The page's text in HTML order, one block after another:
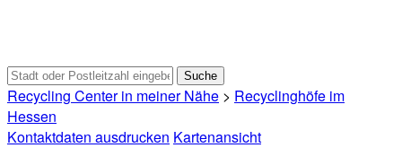
Recycling Center in meiner Nähe > Recyclinghöfe im
Hessen
Kontaktdaten ausdrucken Kartenansicht